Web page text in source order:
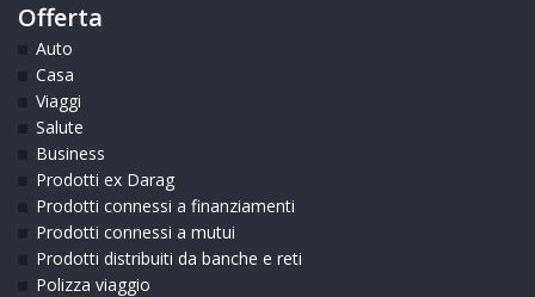
Offerta
Auto
Casa
Viaggi
Salute
Business
Prodotti ex Darag
Prodotti connessi a finanziamenti
Prodotti connessi a mutui
Prodotti distribuiti da banche e reti
Polizza viaggio